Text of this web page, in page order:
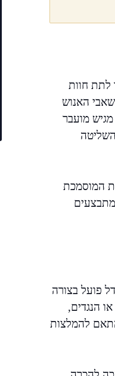
לתת חוות
האנוש
מועבר
השליטה
המוסמכת
פועל בצורה
הנגדים,
להמלצות